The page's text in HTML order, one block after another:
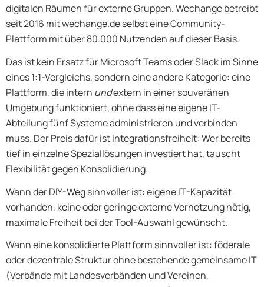
digitalen Räumen für externe Gruppen. Wechange betreibt
seit 2016 mit wechange.de selbst eine Community-
Plattform mit über 80.000 Nutzenden auf dieser Basis.
Das ist kein Ersatz für Microsoft Teams oder Slack im Sinne
eines 1:1-Vergleichs, sondern eine andere Kategorie: eine
Plattform, die intern undextern in einer souveränen
Umgebung funktioniert, ohne dass eine eigene IT-
Abteilung fünf Systeme administrieren und verbinden
muss. Der Preis dafür ist Integrationsfreiheit: Wer bereits
tief in einzelne Speziallösungen investiert hat, tauscht
Flexibilität gegen Konsolidierung.
Wann der DIY-Weg sinnvoller ist: eigene IT-Kapazität
vorhanden, keine oder geringe externe Vernetzung nötig,
maximale Freiheit bei der Tool-Auswahl gewünscht.
Wann eine konsolidierte Plattform sinnvoller ist: föderale
oder dezentrale Struktur ohne bestehende gemeinsame IT
(Verbände mit Landesverbänden und Vereinen,